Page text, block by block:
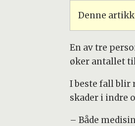
Denne
En av tre
øker antallet
I beste fall blir
skader i indre
– Både